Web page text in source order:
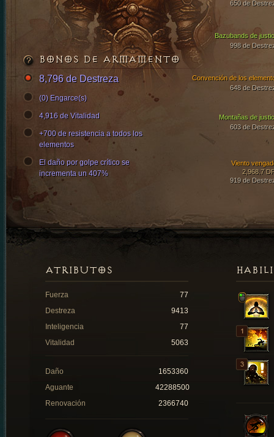
650 de
Bazubands de
998 de
Montañas de
603 de
Viento
2,968.7
919 de
Convención de los
648 de
BONOS DE ARMAMENTO
8,796 de Destreza
(0) Engarce(s)
4,916 de Vitalidad
+700 de resistencia a todos los
elementos
El daño por golpe crítico se
incrementa un 407%
ATRIBUTOS
Fuerza
77
Destreza
9413
Inteligencia
77
Vitalidad
5063
Daño
1653360
Aguante
42288500
Renovación
2366740